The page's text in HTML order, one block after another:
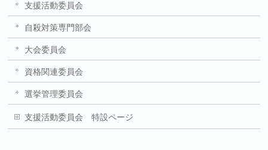
支援活動委員会
自殺対策専門部会
大会委員会
資格関連委員会
選挙管理委員会
支援活動委員会 特設ページ